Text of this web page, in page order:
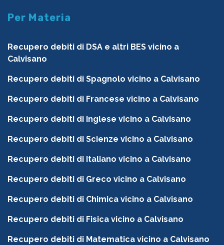
Per Materia
Recupero debiti di DSA e altri BES vicino a
Calvisano
Recupero debiti di Spagnolo vicino a Calvisano
Recupero debiti di Francese vicino a Calvisano
Recupero debiti di Inglese vicino a Calvisano
Recupero debiti di Scienze vicino a Calvisano
Recupero debiti di Italiano vicino a Calvisano
Recupero debiti di Greco vicino a Calvisano
Recupero debiti di Chimica vicino a Calvisano
Recupero debiti di Fisica vicino a Calvisano
Recupero debiti di Matematica vicino a Calvisano